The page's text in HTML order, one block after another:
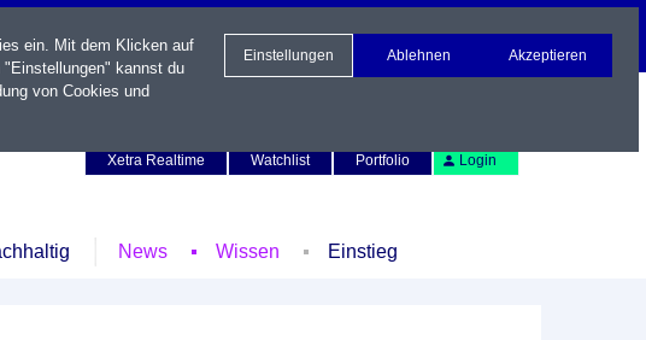
Xetra Realtime
Watchlist Portfolio Login
News Wissen Einstieg
ein. Mit dem Klicken auf
kannst du
von Cookies und
Einstellungen Ablehnen Akzeptieren